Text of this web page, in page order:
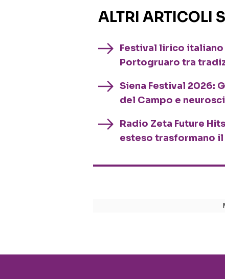
ALTRI ARTICOLI
Festival lirico italiano
Portogruaro tra
Siena Festival 2026:
del Campo e
Radio Zeta Future
esteso trasformano